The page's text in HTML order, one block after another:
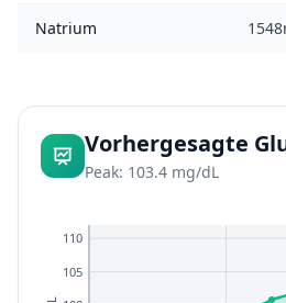
Natrium
Vorhergesagte
Peak: 103.4 mg/dL
105
110